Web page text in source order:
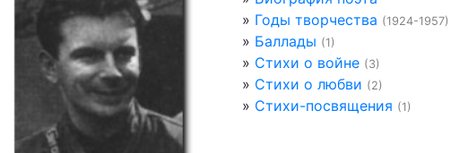
» Годы творчества (1924-1957)
» Баллады (1)
» Стихи о войне (3)
» Стихи о любви (2)
» Стихи-посвящения (1)